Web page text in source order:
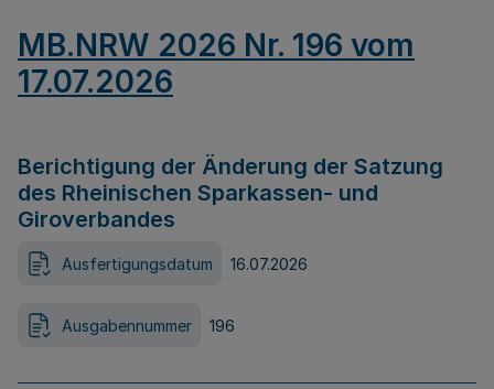
MB.NRW 2026 Nr. 196 vom
17.07.2026
Berichtigung der Änderung der Satzung
des Rheinischen Sparkassen- und
Giroverbandes
Ausfertigungsdatum 16.07.2026
Ausgabennummer 196